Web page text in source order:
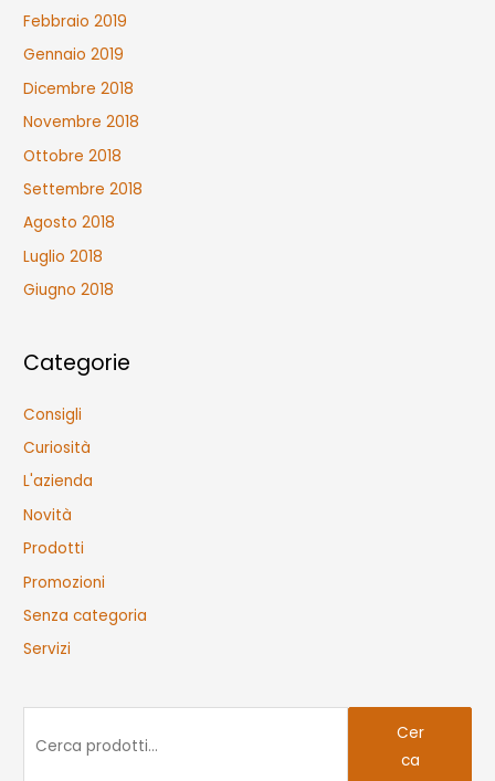
Febbraio 2019
Gennaio 2019
Dicembre 2018
Novembre 2018
Ottobre 2018
Settembre 2018
Agosto 2018
Luglio 2018
Giugno 2018
Categorie
Consigli
Curiosità
L'azienda
Novità
Prodotti
Promozioni
Senza categoria
Servizi
Cer
ca